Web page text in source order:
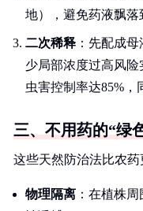
地），避免药液飘落
二次稀释 ：先配成
少局部浓度过高风
虫害控制率达85%，
三、不用药的“绿
这些天然防治法比农药
物理隔离 ：在植株